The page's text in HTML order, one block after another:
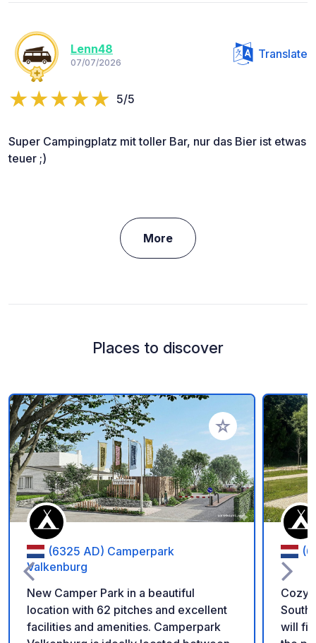
Lenn48
07/07/2026
Translate
5/5
Super Campingplatz mit toller Bar, nur das Bier ist etwas
teuer ;)
More
Places to discover
Add to your
(6325 AD) Camperpark
Valkenburg
New Camper Park in a beautiful
location with 62 pitches and excellent
facilities and amenities. Camperpark
Cozy
South
will